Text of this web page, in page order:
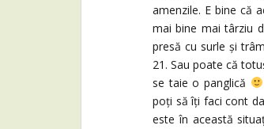
amenzile. E bine că
mai bine mai târziu
presă cu surle și
21. Sau poate că
se taie o panglică
poți să îți faci cont
este în această